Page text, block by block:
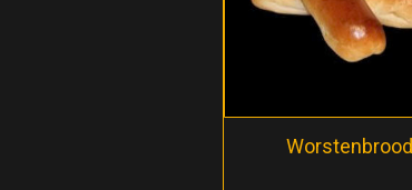
Worstenbrood